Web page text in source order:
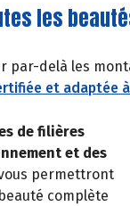
les
par-delà les
et adaptée
de filières
et des
permettront
complète